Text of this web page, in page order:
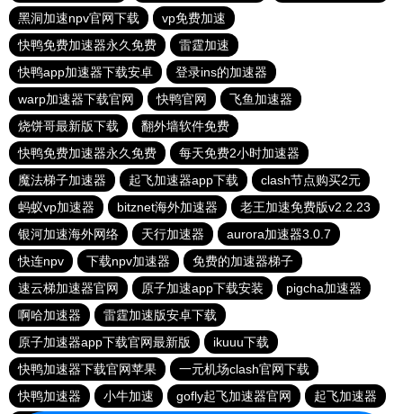
黑洞加速npv官网下载
vp免费加速
快鸭免费加速器永久免费
雷霆加速
快鸭app加速器下载安卓
登录ins的加速器
warp加速器下载官网
快鸭官网
飞鱼加速器
烧饼哥最新版下载
翻外墙软件免费
快鸭免费加速器永久免费
每天免费2小时加速器
魔法梯子加速器
起飞加速器app下载
clash节点购买2元
蚂蚁vp加速器
bitznet海外加速器
老王加速免费版v2.2.23
银河加速海外网络
天行加速器
aurora加速器3.0.7
快连npv
下载npv加速器
免费的加速器梯子
速云梯加速器官网
原子加速app下载安装
pigcha加速器
啊哈加速器
雷霆加速版安卓下载
原子加速器app下载官网最新版
ikuuu下载
快鸭加速器下载官网苹果
一元机场clash官网下载
快鸭加速器
小牛加速 gofly起飞加速器官网 起飞加速器